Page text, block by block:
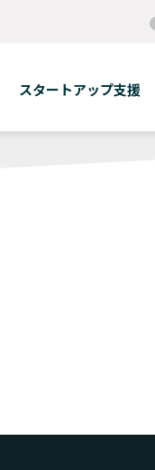
スタートアップ支援